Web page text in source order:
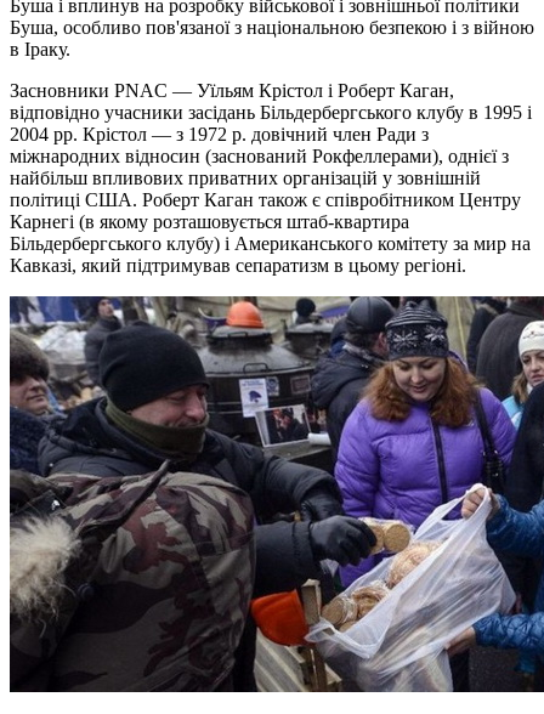
Буша і вплинув на розробку військової і зовнішньої політики
Буша, особливо пов'язаної з національною безпекою і з війною
в Іраку.
Засновники PNAC — Уїльям Крістол і Роберт Каган,
відповідно учасники засідань Більдербергського клубу в 1995 і
2004 рр. Крістол — з 1972 р. довічний член Ради з
міжнародних відносин (заснований Рокфеллерами), однієї з
найбільш впливових приватних організацій у зовнішній
політиці США. Роберт Каган також є співробітником Центру
Карнегі (в якому розташовується штаб-квартира
Більдербергського клубу) і Американського комітету за мир на
Кавказі, який підтримував сепаратизм в цьому регіоні.